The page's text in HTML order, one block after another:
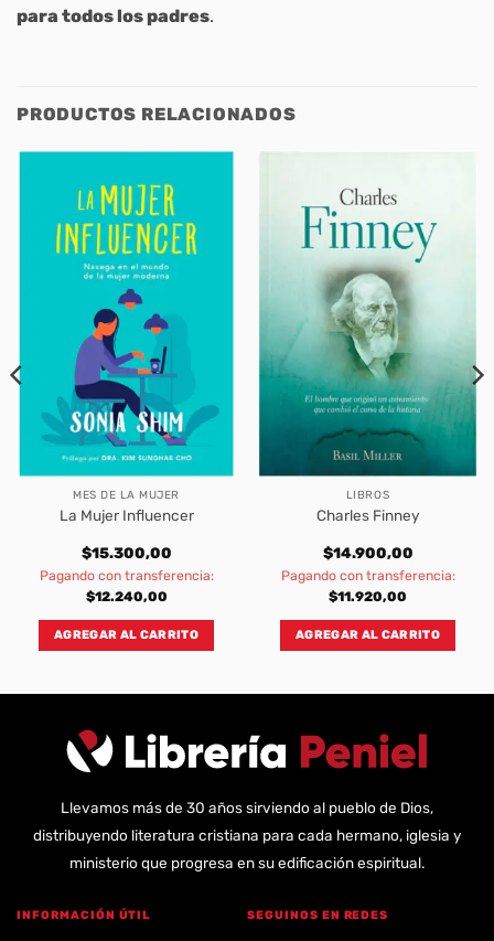
para todos los padres.
PRODUCTOS RELACIONADOS
MES DE LA MUJER
La Mujer Influencer
$15.300,00
Pagando con transferencia:
$12.240,00
AGREGAR AL CARRITO
LIBROS
Charles Finney
$14.900,00
Pagando con transferencia:
$11.920,00
AGREGAR AL CARRITO
Llevamos más de 30 años sirviendo al pueblo de Dios,
distribuyendo literatura cristiana para cada hermano, iglesia y
ministerio que progresa en su edificación espiritual.
INFORMACIÓN ÚTIL SEGUINOS EN REDES